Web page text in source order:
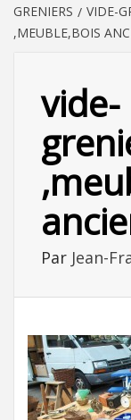
GRENIERS
VIDE-
,MEUBLE,BOIS
vide-
Par Jean-